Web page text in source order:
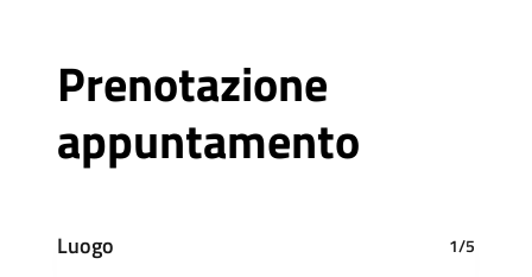
Prenotazione
appuntamento
Luogo 1/5